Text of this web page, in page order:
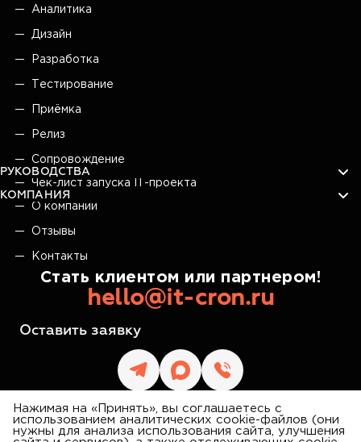
Нажимая на «Принять», вы соглашаетесь с
использованием аналитических cookie-файлов (они
нужны для анализа использования сайта, улучшения
Аналитика
Дизайн
Разработка
Тестирование
Приёмка
Релиз
Сопровождение
РУКОВОДСТВА
Чек-лист запуска IT-проекта
КОМПАНИЯ
О компании
Отзывы
Контакты
Стать клиентом или партнером!
hello@it-cron.ru
Оставить заявку